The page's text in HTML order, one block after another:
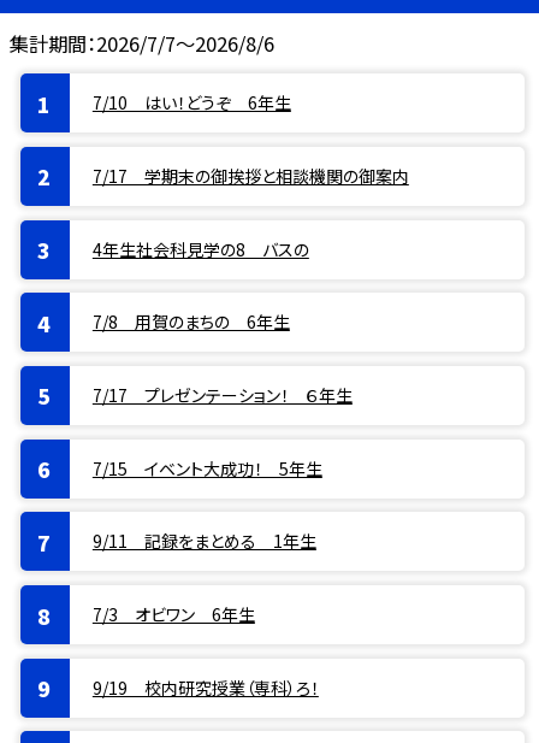
集計期間：2026/7/7～2026/8/6
7/10 はい！どうぞ 6年生
7/17 学期末の御挨拶と相談機関の御案内
4年生社会科見学の8 バスの
7/8 用賀のまちの 6年生
7/17 プレゼンテーション！ ６年生
7/15 イベント大成功！ 5年生
9/11 記録をまとめる 1年生
7/3 オビワン 6年生
9/19 校内研究授業（専科）ろ！